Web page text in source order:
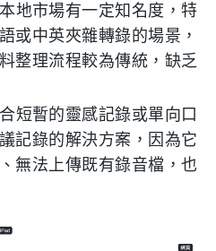
地市場有一定知名度，特
或中英夾雜轉錄的場景，
整理流程較為傳統，缺乏
短暫的靈感記錄或單向口
記錄的解決方案，因為它
無法上傳既有錄音檔，也